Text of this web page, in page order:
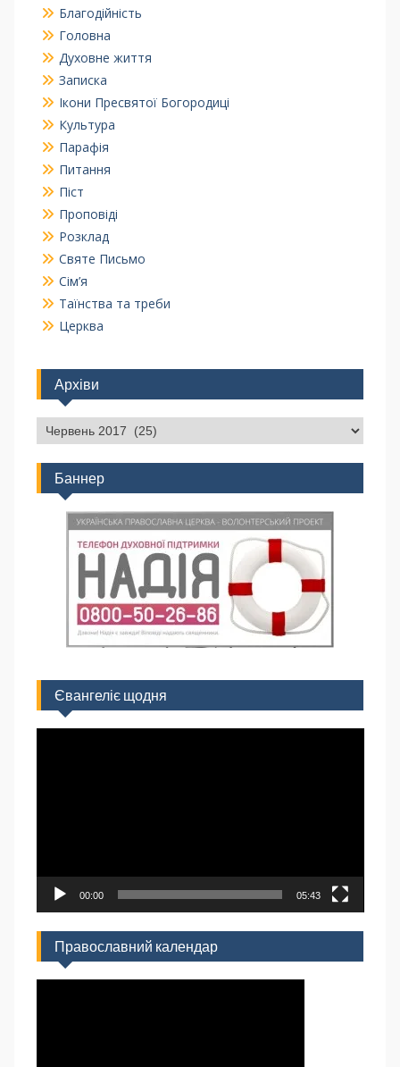
Благодійність
Головна
Духовне життя
Записка
Ікони Пресвятої Богородиці
Культура
Парафія
Питання
Піст
Проповіді
Розклад
Святе Письмо
Сім’я
Таїнства та треби
Церква
Архіви
Баннер
Євангеліє щодня
00:00 05:43
Православний календар